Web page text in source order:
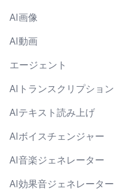
AI画像
AI動画
エージェント
AIトランスクリプション
AIテキスト読み上げ
AIボイスチェンジャー
AI音楽ジェネレーター
AI効果音ジェネレーター